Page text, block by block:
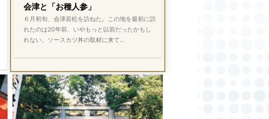
会津と「お種人参」
６月初旬、会津若松を訪ねた。この地を最初に訪
れたのは20年前、いやもっと以前だったかもし
れない。ソースカツ丼の取材に来て…